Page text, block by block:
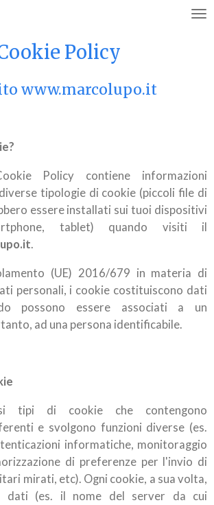
Policy
www.marcolupo.it
Policy contiene informazioni
tipologie di cookie (piccoli file di
essere installati sui tuoi dispositivi
tablet) quando visiti il
.
(UE) 2016/679 in materia di
personali, i cookie costituiscono dati
possono essere associati a un
ad una persona identificabile.
tipi di cookie che contengono
e svolgono funzioni diverse (es.
informatiche, monitoraggio
di preferenze per l'invio di
mirati, etc). Ogni cookie, a sua volta,
dati (es. il nome del server da cui